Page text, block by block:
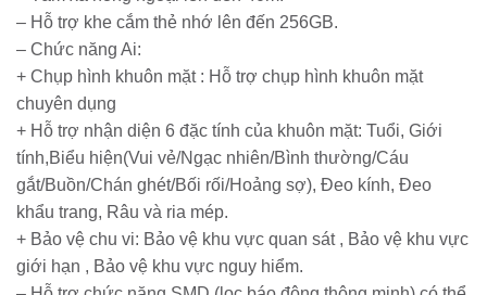
– Hỗ trợ khe cắm thẻ nhớ lên đến 256GB.
– Chức năng Ai:
+ Chụp hình khuôn mặt : Hỗ trợ chụp hình khuôn mặt
chuyên dụng
+ Hỗ trợ nhận diện 6 đặc tính của khuôn mặt: Tuổi, Giới
tính,Biểu hiện(Vui vẻ/Ngạc nhiên/Bình thường/Cáu
gắt/Buồn/Chán ghét/Bối rối/Hoảng sợ), Đeo kính, Đeo
khẩu trang, Râu và ria mép.
+ Bảo vệ chu vi: Bảo vệ khu vực quan sát , Bảo vệ khu vực
giới hạn , Bảo vệ khu vực nguy hiểm.